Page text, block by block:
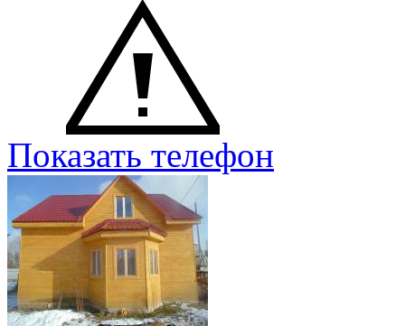
Показать телефон